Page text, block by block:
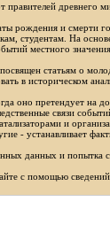
правителей
рождения и смерти
студентам. На
местного
статьям о
в историческом
оно претендует на
связи
и
- устанавливает
данных и попытка
с помощью